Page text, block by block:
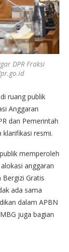
DPR Fraksi
ruang publik
Anggaran
dan Pemerintah
klarifikasi resmi.
memperoleh
anggaran
Gratis
ada sama
dalam APBN
juga bagian